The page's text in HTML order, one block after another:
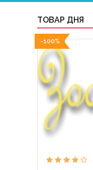
ТОВАР ДНЯ
-100%